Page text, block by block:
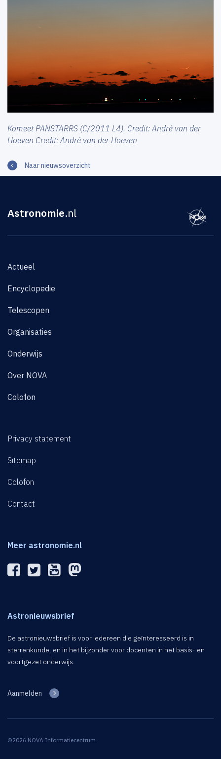
Komeet PANSTARRS (C/2011 L4). Credit: André van der
Hoeven Credit: André van der Hoeven
Naar nieuwsoverzicht
Astronomie.nl
Actueel
Encyclopedie
Telescopen
Organisaties
Onderwijs
Over NOVA
Colofon
Privacy statement
Sitemap
Colofon
Contact
Meer astronomie.nl
Astronieuwsbrief
De astronieuwsbrief is voor iedereen die geïnteresseerd is in
sterrenkunde, en in het bijzonder voor docenten in het basis- en
voortgezet onderwijs.
Aanmelden
©2026 NOVA Informatiecentrum